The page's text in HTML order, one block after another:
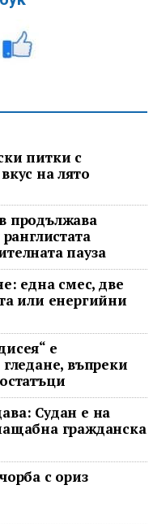
питки с
на лято
продължава
пауза
една смес, две
или енергийни
е
въпреки
Судан е на
гражданска
с ориз